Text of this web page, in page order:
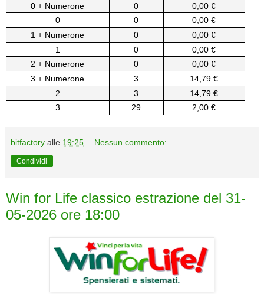
0 + Numerone
0
0,00 €
0
0
0,00 €
1 + Numerone
0
0,00 €
1
0
0,00 €
2 + Numerone
0
0,00 €
3 + Numerone
3
14,79 €
2
3
14,79 €
3
29 2,00 €
bitfactory alle 19:25 Nessun commento:
Condividi
Win for Life classico estrazione del 31-
05-2026 ore 18:00